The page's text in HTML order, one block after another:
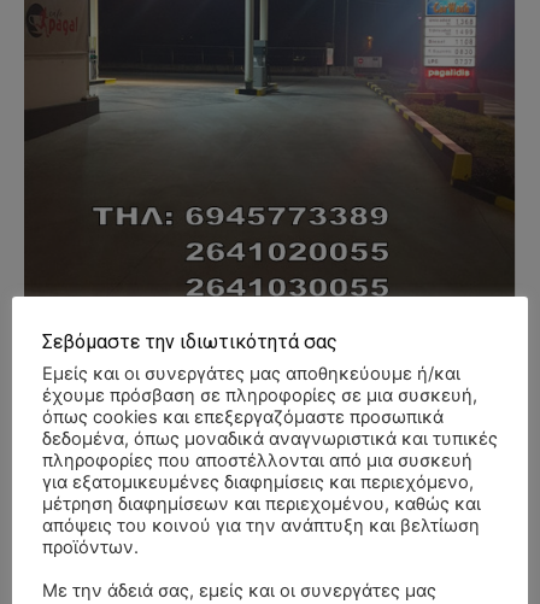
- Advertisment -
Σεβόμαστε την ιδιωτικότητά σας
Εμείς και οι συνεργάτες μας αποθηκεύουμε ή/και
έχουμε πρόσβαση σε πληροφορίες σε μια συσκευή,
όπως cookies και επεξεργαζόμαστε προσωπικά
δεδομένα, όπως μοναδικά αναγνωριστικά και τυπικές
πληροφορίες που αποστέλλονται από μια συσκευή
για εξατομικευμένες διαφημίσεις και περιεχόμενο,
μέτρηση διαφημίσεων και περιεχομένου, καθώς και
απόψεις του κοινού για την ανάπτυξη και βελτίωση
προϊόντων.
Με την άδειά σας, εμείς και οι συνεργάτες μας